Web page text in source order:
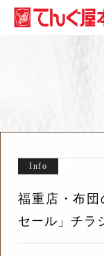
福重店・布
セール」チラ
Info